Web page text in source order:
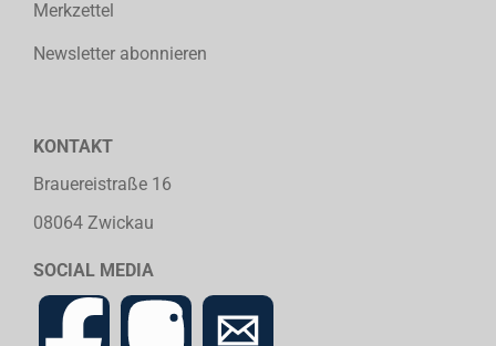
Merkzettel
Newsletter abonnieren
KONTAKT
Brauereistraße 16
08064 Zwickau
SOCIAL MEDIA